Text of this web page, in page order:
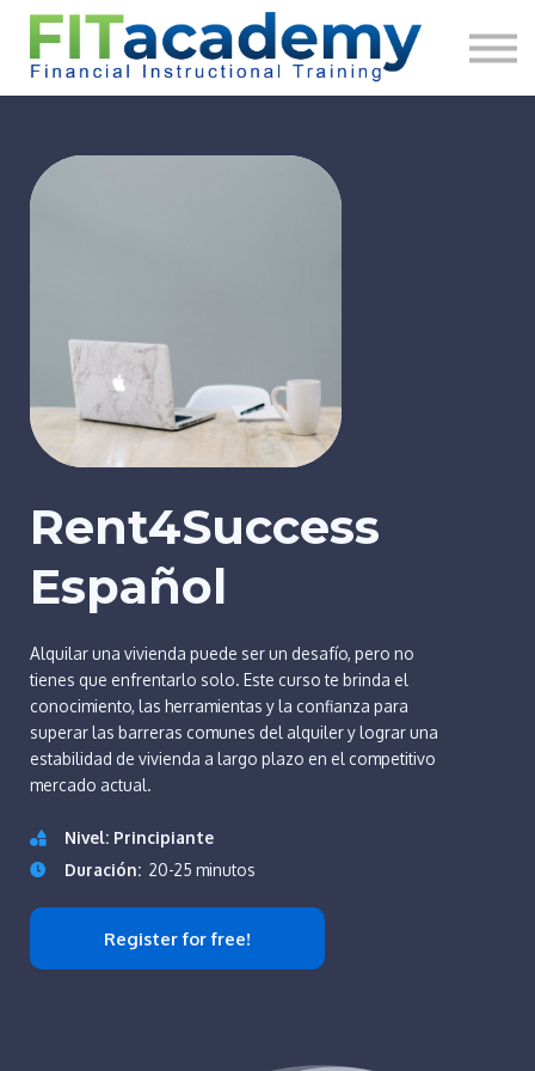
About us
Sign in
Rent4Success
Español
Alquilar una vivienda puede ser un desafío, pero no
tienes que enfrentarlo solo. Este curso te brinda el
conocimiento, las herramientas y la confianza para
superar las barreras comunes del alquiler y lograr una
estabilidad de vivienda a largo plazo en el competitivo
mercado actual.
Nivel: Principiante
Duración: 20-25 minutos
Register for free!